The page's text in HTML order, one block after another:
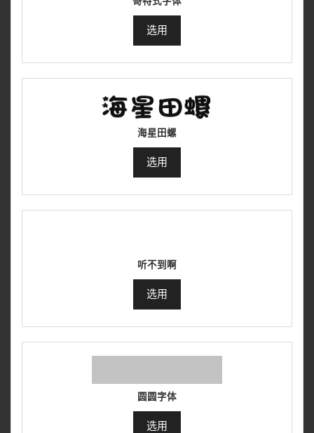
选用
海星田螺
选用
听不到啊
选用
圆圆字体
选用